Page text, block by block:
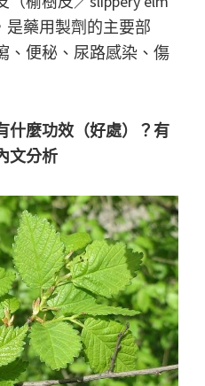
是藥用製劑的主要部
、便秘、尿路感染、傷
什麼功效（好處）？有
文分析